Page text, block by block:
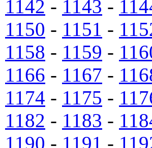
1142 - 1143 -
1150 - 1151 -
1158 - 1159 -
1166 - 1167 -
1174 - 1175 -
1182 - 1183 -
1190 - 1191 -